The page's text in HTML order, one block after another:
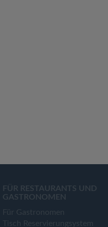
FÜR RESTAURANTS UND
GASTRONOMEN
Für Gastronomen
Tisch Reservierungsystem